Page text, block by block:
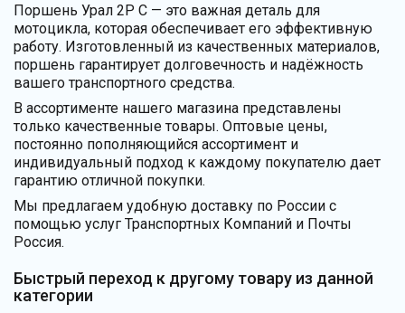
Поршень Урал 2Р С — это важная деталь для
мотоцикла, которая обеспечивает его эффективную
работу. Изготовленный из качественных материалов,
поршень гарантирует долговечность и надёжность
вашего транспортного средства.
В ассортименте нашего магазина представлены
только качественные товары. Оптовые цены,
постоянно пополняющийся ассортимент и
индивидуальный подход к каждому покупателю дает
гарантию отличной покупки.
Мы предлагаем удобную доставку по России с
помощью услуг Транспортных Компаний и Почты
Россия.
Быстрый переход к другому товару из данной
категории